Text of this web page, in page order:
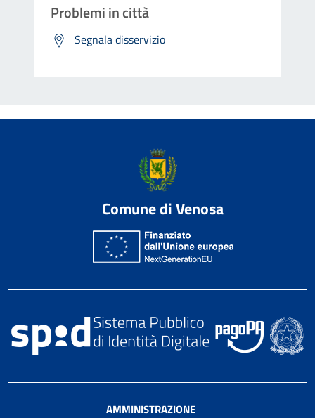
Problemi in città
Segnala disservizio
Comune di Venosa
AMMINISTRAZIONE